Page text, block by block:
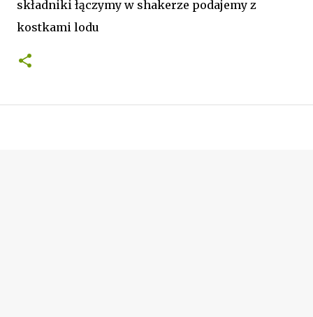
składniki łączymy w shakerze podajemy z
kostkami lodu